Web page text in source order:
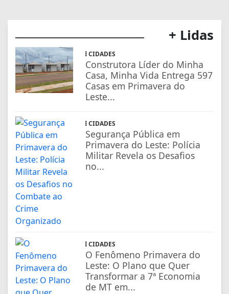
+ Lidas
CIDADES
Construtora Líder do Minha
Casa, Minha Vida Entrega 597
Casas em Primavera do
Leste...
CIDADES
Segurança Pública em
Primavera do Leste: Polícia
Militar Revela os Desafios
no...
CIDADES
O Fenômeno Primavera do
Leste: O Plano que Quer
Transformar a 7ª Economia
de MT em...